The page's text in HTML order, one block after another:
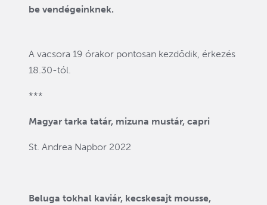
be vendégeinknek.
A vacsora 19 órakor pontosan kezdődik, érkezés
18.30-tól.
***
Magyar tarka tatár, mizuna mustár, capri
St. Andrea Napbor 2022
Beluga tokhal kaviár, kecskesajt mousse,